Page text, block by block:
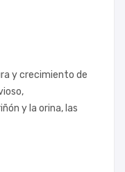
y crecimiento de
y la orina, las